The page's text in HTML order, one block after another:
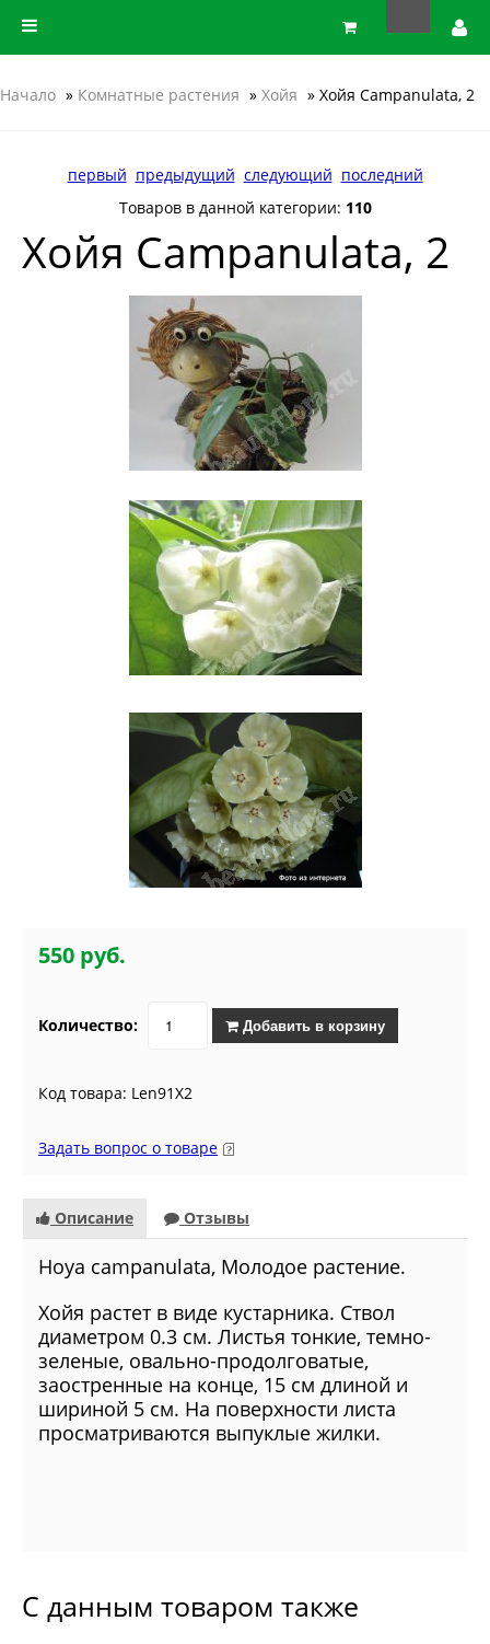
Начало » Комнатные растения » Хойя » Хойя Campanulata, 2
первый предыдущий следующий последний
Товаров в данной категории: 110
Хойя Campanulata, 2
550 руб.
Количество: Добавить в корзину
Код товара: Len91X2
Задать вопрос о товаре
Описание Отзывы
Hoya campanulata, Молодое растение.
Хойя растет в виде кустарника. Ствол
диаметром 0.3 см. Листья тонкие, темно-
зеленые, овально-продолговатые,
заостренные на конце, 15 см длиной и
шириной 5 см. На поверхности листа
просматриваются выпуклые жилки.
С данным товаром также